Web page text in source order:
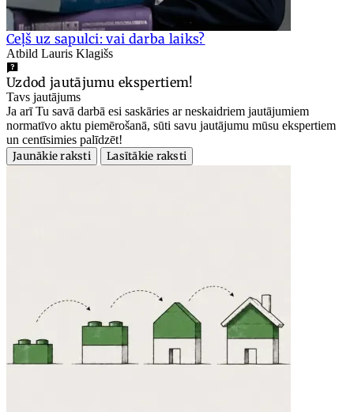
Ceļš uz sapulci: vai darba laiks?
Atbild Lauris Klagišs
Uzdod jautājumu ekspertiem!
Tavs jautājums
Ja arī Tu savā darbā esi saskāries ar neskaidriem jautājumiem
normatīvo aktu piemērošanā, sūti savu jautājumu mūsu ekspertiem
un centīsimies palīdzēt!
Jaunākie raksti
Lasītākie raksti